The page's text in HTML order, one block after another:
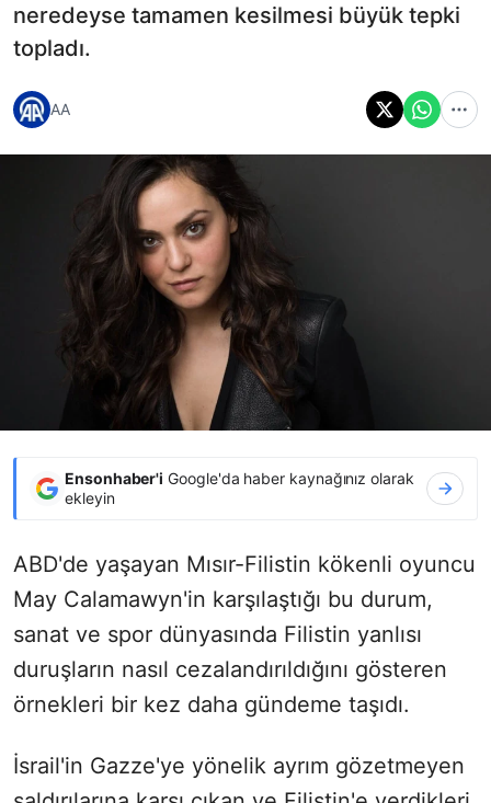
neredeyse tamamen kesilmesi büyük tepki
topladı.
AA
Ensonhaber'i Google'da haber kaynağınız olarak
ekleyin
ABD'de yaşayan Mısır-Filistin kökenli oyuncu
May Calamawyn'in karşılaştığı bu durum,
sanat ve spor dünyasında Filistin yanlısı
duruşların nasıl cezalandırıldığını gösteren
örnekleri bir kez daha gündeme taşıdı.
İsrail'in Gazze'ye yönelik ayrım gözetmeyen